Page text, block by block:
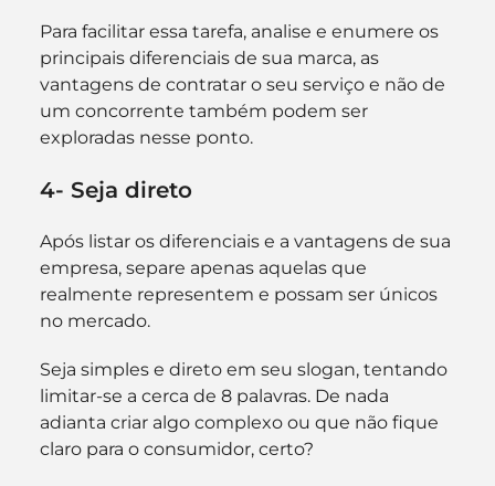
Para facilitar essa tarefa, analise e enumere os
principais diferenciais de sua marca, as
vantagens de contratar o seu serviço e não de
um concorrente também podem ser
exploradas nesse ponto.
4- Seja direto
Após listar os diferenciais e a vantagens de sua
empresa, separe apenas aquelas que
realmente representem e possam ser únicos
no mercado.
Seja simples e direto em seu slogan, tentando
limitar-se a cerca de 8 palavras. De nada
adianta criar algo complexo ou que não fique
claro para o consumidor, certo?